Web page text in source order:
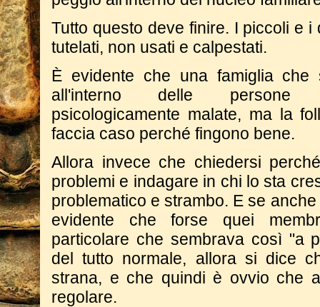
Tutto questo deve finire. I piccoli e
tutelati, non usati e calpestati.
È evidente che una famiglia
all'interno delle persone
psicologicamente malate, ma la
faccia caso perché fingono bene.
Allora invece che chiedersi
problemi e indagare in chi lo sta
problematico e strambo. E se
evidente che forse quei
particolare che sembrava così "a
del tutto normale, allora si dice
strana, e che quindi è ovvio che
regolare.